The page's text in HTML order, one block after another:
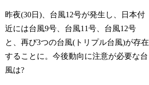
昨夜(30日)、台風12号が発生し、日本付
近には台風9号、台風11号、台風12号
と、再び3つの台風(トリプル台風)が存在
することに。今後動向に注意が必要な台
風は?